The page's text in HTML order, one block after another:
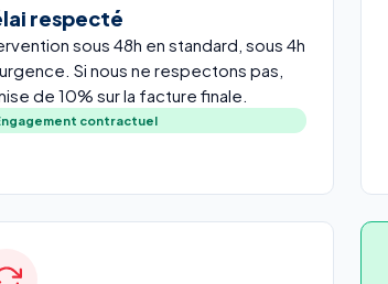
respecté
sous 48h en standard, sous 4h
Si nous ne respectons pas,
de 10% sur la facture finale.
contractuel